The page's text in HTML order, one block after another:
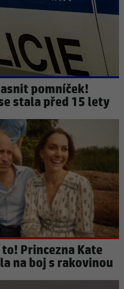
pomníček!
stala před 15 lety
Princezna Kate
na boj s rakovinou